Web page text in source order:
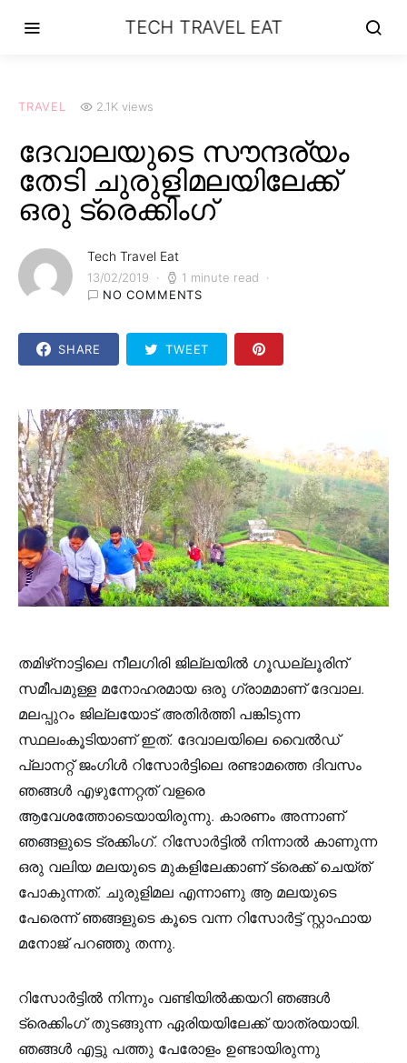
TECH TRAVEL EAT
TRAVEL 2.1K views
ദേവാലയുടെ സൗന്ദര്യം
തേടി ചുരുളിമലയിലേക്ക്
ഒരു ട്രെക്കിംഗ്
Tech Travel Eat
13/02/2019
1 minute read
NO COMMENTS
SHARE TWEET
തമിഴ്‌നാട്ടിലെ നീലഗിരി ജില്ലയിൽ ഗൂഡല്ലൂരിന്
സമീപമുള്ള മനോഹരമായ ഒരു ഗ്രാമമാണ് ദേവാല.
മലപ്പുറം ജില്ലയോട് അതിര്‍ത്തി പങ്കിടുന്ന
സ്ഥലംകൂടിയാണ് ഇത്. ദേവാലയിലെ വൈൽഡ്
പ്ലാനറ്റ് ജംഗിൾ റിസോർട്ടിലെ രണ്ടാമത്തെ ദിവസം
ഞങ്ങൾ എഴുന്നേറ്റത് വളരെ
ആവേശത്തോടെയായിരുന്നു. കാരണം അന്നാണ്
ഞങ്ങളുടെ ട്രക്കിംഗ്. റിസോർട്ടിൽ നിന്നാൽ കാണുന്ന
ഒരു വലിയ മലയുടെ മുകളിലേക്കാണ് ട്രെക്ക് ചെയ്ത്
പോകുന്നത്. ചുരുളിമല എന്നാണു ആ മലയുടെ
പേരെന്ന് ഞങ്ങളുടെ കൂടെ വന്ന റിസോർട്ട് സ്റ്റാഫായ
മനോജ് പറഞ്ഞു തന്നു.
റിസോർട്ടിൽ നിന്നും വണ്ടിയിൽക്കയറി ഞങ്ങൾ
ട്രെക്കിംഗ് തുടങ്ങുന്ന ഏരിയയിലേക്ക് യാത്രയായി.
ഞങ്ങൾ എട്ടു പത്തു പേരോളം ഉണ്ടായിരുന്നു